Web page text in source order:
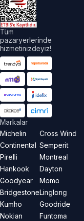
Tüm
pazaryerlerinde
hizmetinizdeyiz!
Markalar
Michelin
Continental
Pirelli
Hankook
Goodyear
Bridgestone
Kumho
Nokian
Cross Wind
Semperit
Montreal
Dayton
Momo
Linglong
Goodride
Funtoma